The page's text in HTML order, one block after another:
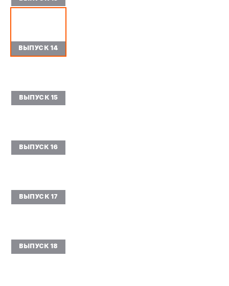
ВЫПУСК 14
ВЫПУСК 15
ВЫПУСК 16
ВЫПУСК 17
ВЫПУСК 18